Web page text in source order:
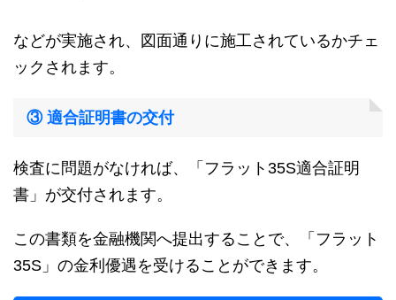
などが実施され、図面通りに施工されているかチェ
ックされます。
③ 適合証明書の交付
検査に問題がなければ、「フラット35S適合証明
書」が交付されます。
この書類を金融機関へ提出することで、「フラット
35S」の金利優遇を受けることができます。